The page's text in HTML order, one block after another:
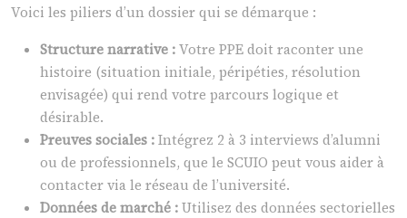
Voici les piliers d’un dossier qui se démarque :
Structure narrative :Votre PPE doit raconter une
histoire (situation initiale, péripéties, résolution
envisagée) qui rend votre parcours logique et
désirable.
Preuves sociales :Intégrez 2 à 3 interviews d’alumni
ou de professionnels, que le SCUIO peut vous aider à
contacter via le réseau de l’université.
Données de marché :Utilisez des données sectorielles